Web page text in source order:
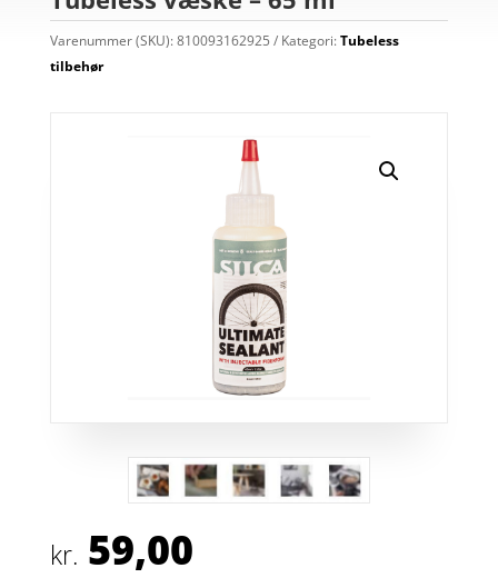
Varenummer (SKU):810093162925 Kategori:Tubeless
tilbehør
kr. 59,00